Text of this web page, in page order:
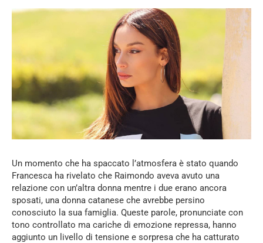
Un momento che ha spaccato l’atmosfera è stato quando
Francesca ha rivelato che Raimondo aveva avuto una
relazione con un’altra donna mentre i due erano ancora
sposati, una donna catanese che avrebbe persino
conosciuto la sua famiglia. Queste parole, pronunciate con
tono controllato ma cariche di emozione repressa, hanno
aggiunto un livello di tensione e sorpresa che ha catturato